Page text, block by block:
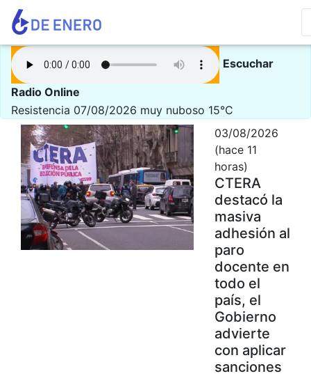
Escuchar
Radio Online
Resistencia 07/08/2026 muy nuboso 15°C
03/08/2026
(hace 11
horas)
CTERA
destacó la
masiva
adhesión al
paro
docente en
todo el
país, el
Gobierno
advierte
con aplicar
sanciones